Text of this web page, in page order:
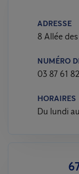
ADRESSE
8 Allée
NUMÉRO
03 87 61
HORAIRES
Du lundi